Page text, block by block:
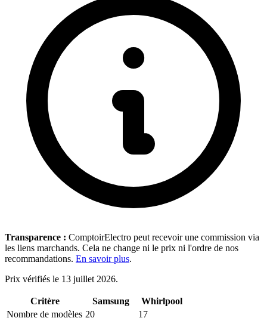
Transparence : ComptoirElectro peut recevoir une commission via
les liens marchands. Cela ne change ni le prix ni l'ordre de nos
recommandations. En savoir plus.
Prix vérifiés le 13 juillet 2026.
Critère Samsung
Whirlpool
Nombre de modèles 20
17